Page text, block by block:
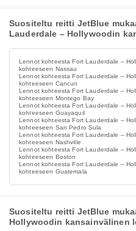
Suositeltu reitti JetBlue
Lauderdale – Hollywoodin
Lennot kohteesta Fort Lauderdale –
kohteeseen Nassau
Lennot kohteesta Fort Lauderdale –
kohteeseen Cancun
Lennot kohteesta Fort Lauderdale –
kohteeseen Montego Bay
Lennot kohteesta Fort Lauderdale –
kohteeseen Guayaquil
Lennot kohteesta Fort Lauderdale –
kohteeseen San Pedro Sula
Lennot kohteesta Fort Lauderdale –
kohteeseen Nashville
Lennot kohteesta Fort Lauderdale –
kohteeseen Boston
Lennot kohteesta Fort Lauderdale –
kohteeseen Guatemala
Suositeltu reitti JetBlue
Hollywoodin kansainvälinen